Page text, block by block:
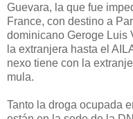
Guevara, la que fue
France, con destino a
dominicano Geroge Luis
la extranjera hasta el
nexo tiene con la
mula.
Tanto la droga ocupada